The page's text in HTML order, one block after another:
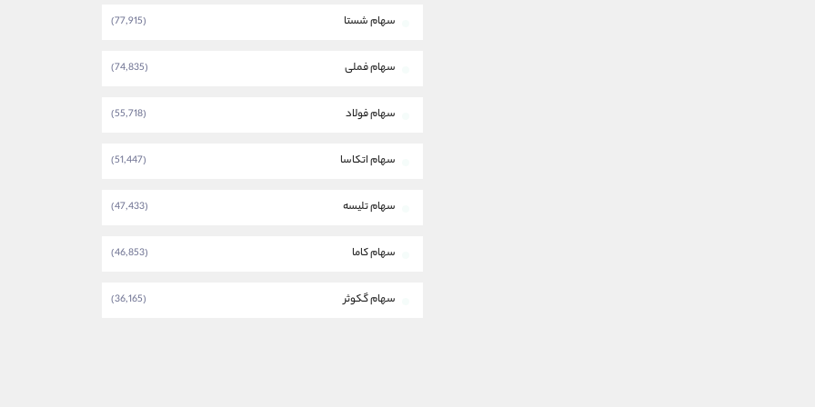
سهام شستا (77,915)
سهام فملی (74,835)
سهام فولاد (55,718)
سهام اتکاسا (51,447)
سهام تلیسه (47,433)
سهام کاما (46,853)
سهام گکوثر (36,165)